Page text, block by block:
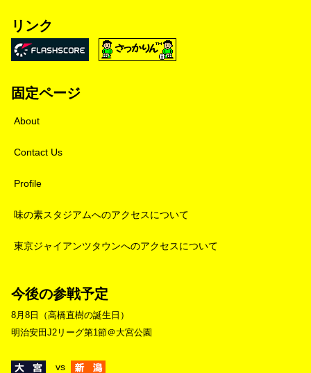
リンク
固定ページ
About
Contact Us
Profile
味の素スタジアムへのアクセスについて
東京ジャイアンツタウンへのアクセスについて
今後の参戦予定
8月8日（高橋直樹の誕生日）
明治安田J2リーグ第1節＠大宮公園
vs